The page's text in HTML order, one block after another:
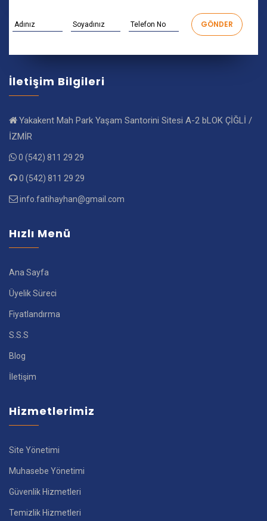
İletişim Bilgileri
Yakakent Mah Park Yaşam Santorini Sitesi A-2 bLOK ÇİĞLİ /
İZMİR
0 (542) 811 29 29
0 (542) 811 29 29
info.fatihayhan@gmail.com
Hızlı Menü
Ana Sayfa
Üyelik Süreci
Fiyatlandırma
S.S.S
Blog
İletişim
Hizmetlerimiz
Site Yönetimi
Muhasebe Yönetimi
Güvenlik Hizmetleri
Temizlik Hizmetleri